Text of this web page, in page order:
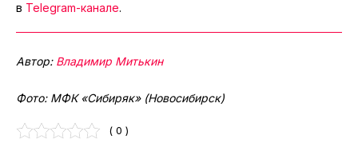
в Telegram-канале.
Автор: Владимир Митькин
Фото: МФК «Сибиряк» (Новосибирск)
( 0 )